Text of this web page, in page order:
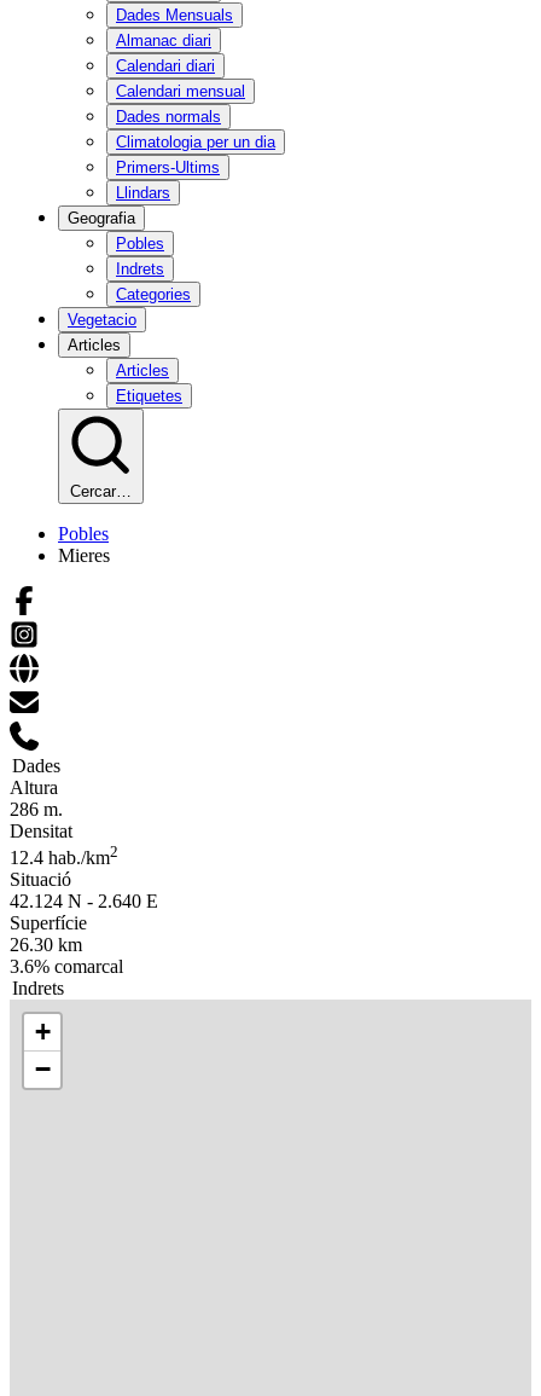
Dades Mensuals
Almanac diari
Calendari diari
Calendari mensual
Dades normals
Climatologia per un dia
Primers-Ultims
Llindars
Geografia
Pobles
Indrets
Categories
Vegetacio
Articles
Articles
Etiquetes
Cercar…
Pobles
Mieres
Dades
Altura
286 m.
Densitat
12.4 hab./km2
Situació
42.124 N - 2.640 E
Superfície
26.30 km
3.6% comarcal
Indrets
+
−